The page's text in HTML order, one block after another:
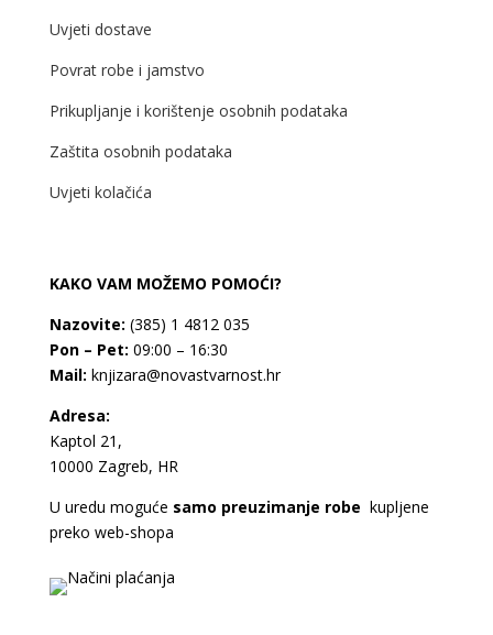
Uvjeti dostave
Povrat robe i jamstvo
Prikupljanje i korištenje osobnih podataka
Zaštita osobnih podataka
Uvjeti kolačića
KAKO VAM MOŽEMO POMOĆI?
Nazovite: (385) 1 4812 035
Pon – Pet: 09:00 – 16:30
Mail: knjizara@novastvarnost.hr
Adresa:
Kaptol 21,
10000 Zagreb, HR
U uredu moguće samo preuzimanje robe kupljene
preko web-shopa